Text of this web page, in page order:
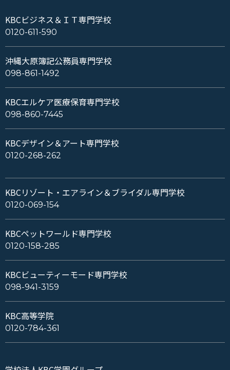
KBCビジネス＆ＩＴ専門学校
0120-611-590
沖縄大原簿記公務員専門学校
098-861-1492
KBCエルケア医療保育専門学校
098-860-7445
KBCデザイン＆アート専門学校
0120-268-262
KBCリゾート・エアライン＆ブライダル専門学校
0120-069-154
KBCペットワールド専門学校
0120-158-285
KBCビューティーモード専門学校
098-941-3159
KBC高等学院
0120-784-361